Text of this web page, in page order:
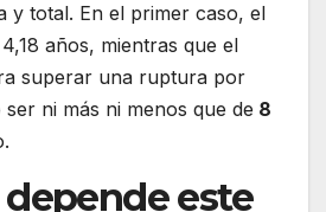
y total. En el primer caso, el
años, mientras que el
superar una ruptura por
ni más ni menos que de 8
este